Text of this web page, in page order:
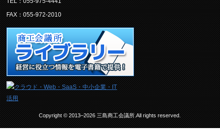
FAX：055-972-2010
Copyright © 2013–2026 三島商工会議所.All rights reserved.